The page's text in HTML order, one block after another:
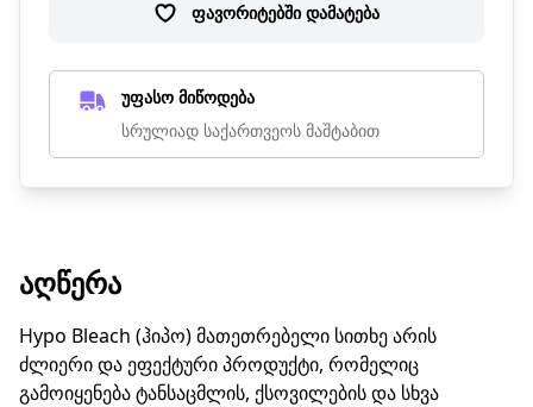
ფავორიტებში დამატება
უფასო მიწოდება
სრულიად საქართვეოს მაშტაბით
ᲐᲦᲬᲔᲠᲐ
Hypo Bleach (ჰიპო) მათეთრებელი სითხე არის
ძლიერი და ეფექტური პროდუქტი, რომელიც
გამოიყენება ტანსაცმლის, ქსოვილების და სხვა